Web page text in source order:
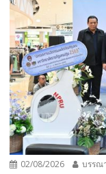
02/08/2026 บรรณ